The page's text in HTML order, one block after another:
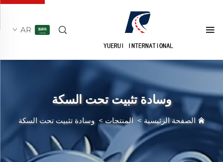
AR
وسادة تثبيت تحت السكة
الصفحة الرئيسية >المنتجات>وسادة تثبيت تحت السكة